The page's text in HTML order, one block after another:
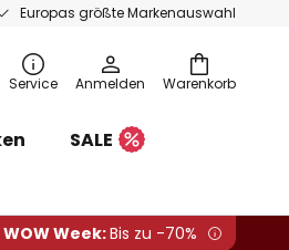
Europas größte Markenauswahl
Warenkorb
Service Anmelden
SALE
WOW Week:Bis zu -70%